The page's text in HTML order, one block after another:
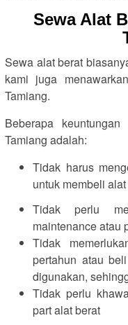
Sewa Alat
Sewa alat berat
kami juga
Tamiang.
Beberapa
Tamiang adalah:
Tidak harus
untuk membeli
Tidak perlu
maintenance atau
Tidak
pertahun atau
digunakan,
Tidak perlu
part alat berat